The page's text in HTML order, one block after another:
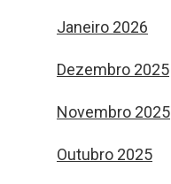
Janeiro 2026
Dezembro 2025
Novembro 2025
Outubro 2025